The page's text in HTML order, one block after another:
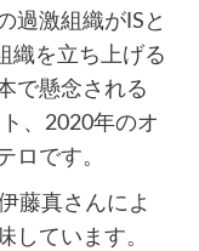
過激組織がISと
織を立ち上げる
で懸念される
、2020年のオ
ロです。
藤真さんによ
しています。